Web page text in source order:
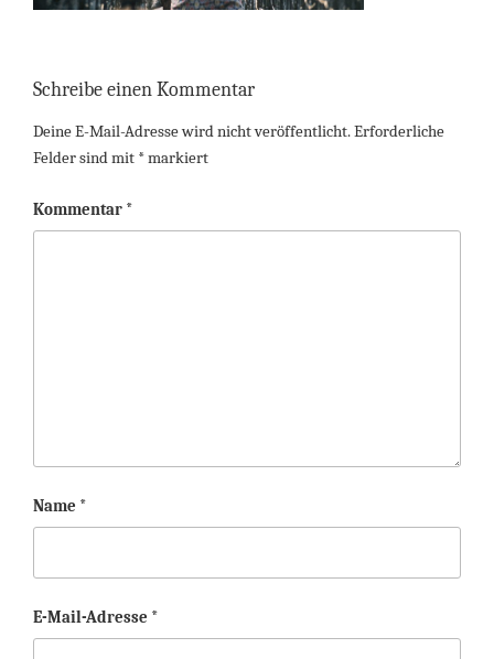
Schreibe einen Kommentar
Deine E-Mail-Adresse wird nicht veröffentlicht.Erforderliche
Felder sind mit *markiert
Kommentar *
Name *
E-Mail-Adresse *